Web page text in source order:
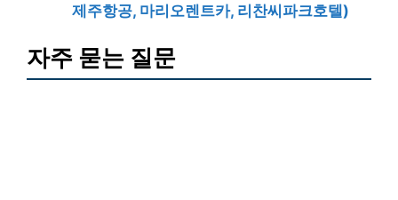
제주항공, 마리오렌트카, 리찬씨파크호텔)
자주 묻는 질문